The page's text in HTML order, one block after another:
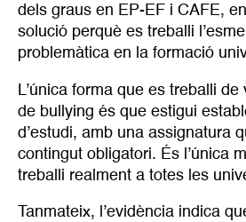
dels graus en EP-EF i CAFE,
solució perquè es treballi
problemàtica en la formació
L’única forma que es treballi
de bullying és que estigui
d’estudi, amb una assignatura
contingut obligatori. És l’única
treballi realment a totes les
Tanmateix, l’evidència indica